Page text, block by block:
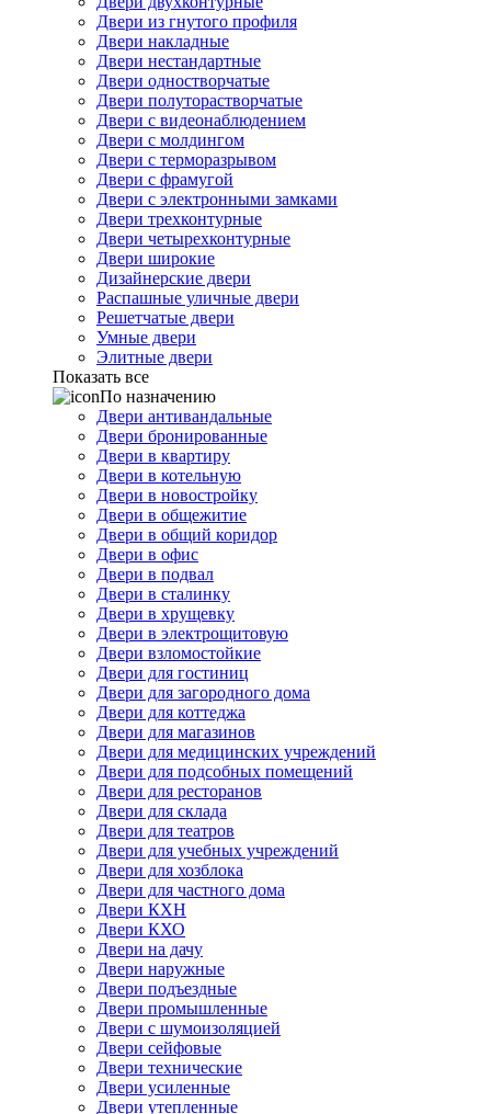
Двери из гнутого профиля
Двери накладные
Двери нестандартные
Двери одностворчатые
Двери полуторастворчатые
Двери с видеонаблюдением
Двери с молдингом
Двери с терморазрывом
Двери с фрамугой
Двери с электронными замками
Двери трехконтурные
Двери четырехконтурные
Двери широкие
Дизайнерские двери
Распашные уличные двери
Решетчатые двери
Умные двери
Элитные двери
Показать все
По назначению
Двери антивандальные
Двери бронированные
Двери в квартиру
Двери в котельную
Двери в новостройку
Двери в общежитие
Двери в общий коридор
Двери в офис
Двери в подвал
Двери в сталинку
Двери в хрущевку
Двери в электрощитовую
Двери взломостойкие
Двери для гостиниц
Двери для загородного дома
Двери для коттеджа
Двери для магазинов
Двери для медицинских учреждений
Двери для подсобных помещений
Двери для ресторанов
Двери для склада
Двери для театров
Двери для учебных учреждений
Двери для хозблока
Двери для частного дома
Двери КХН
Двери КХО
Двери на дачу
Двери наружные
Двери подъездные
Двери промышленные
Двери с шумоизоляцией
Двери сейфовые
Двери технические
Двери усиленные
Двери утепленные